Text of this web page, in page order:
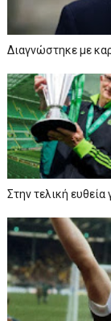
Διαγνώστηκε με
Στην τελική